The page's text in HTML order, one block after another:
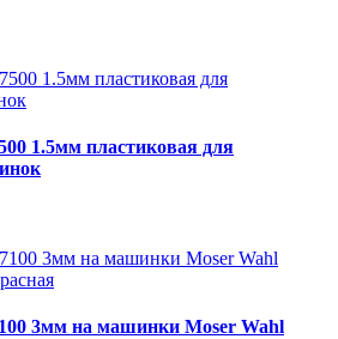
1.5мм пластиковая для
3мм на машинки Moser Wahl